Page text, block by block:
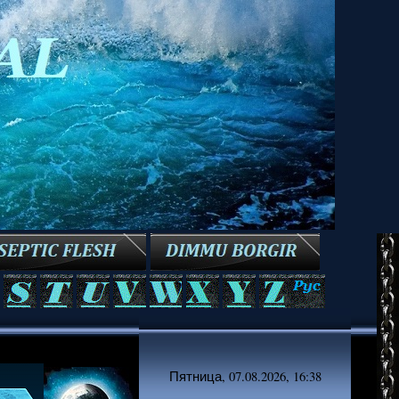
Пятница, 07.08.2026, 16:38